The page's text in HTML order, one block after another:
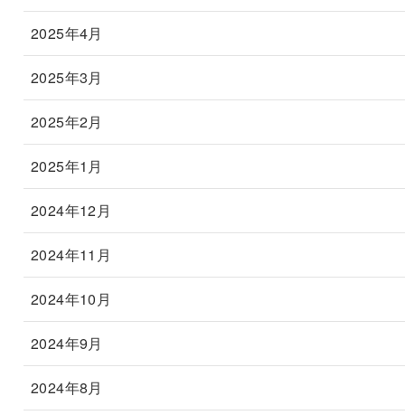
2025年4月
2025年3月
2025年2月
2025年1月
2024年12月
2024年11月
2024年10月
2024年9月
2024年8月